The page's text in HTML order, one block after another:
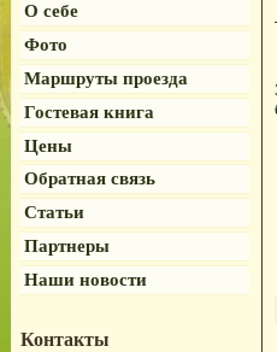
О себе
Фото
Маршруты проезда
Гостевая книга
Цены
Обратная связь
Статьи
Партнеры
Наши новости
Контакты